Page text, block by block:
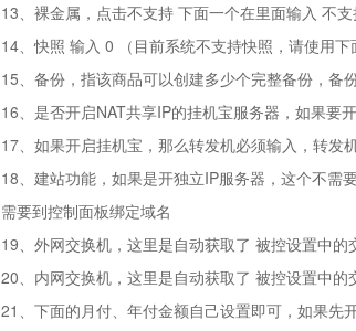
13、裸金属，点击不支持 下面一个在里面输入 不
14、快照 输入 0 （目前系统不支持快照，请使用下
15、备份，指该商品可以创建多少个完整备份，
16、是否开启NAT共享IP的挂机宝服务器，如果要
17、如果开启挂机宝，那么转发机必须输入，转发
18、建站功能，如果是开独立IP服务器，这个不需
需要到控制面板绑定域名
19、外网交换机，这里是自动获取了 被控设置中
20、内网交换机，这里是自动获取了 被控设置中
21、下面的月付、年付金额自己设置即可，如果先